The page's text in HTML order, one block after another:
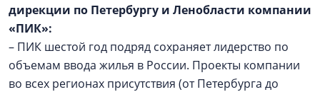
дирекции по Петербургу и Ленобласти компании
«ПИК»:
– ПИК шестой год подряд сохраняет лидерство по
объемам ввода жилья в России. Проекты компании
во всех регионах присутствия (от Петербурга до